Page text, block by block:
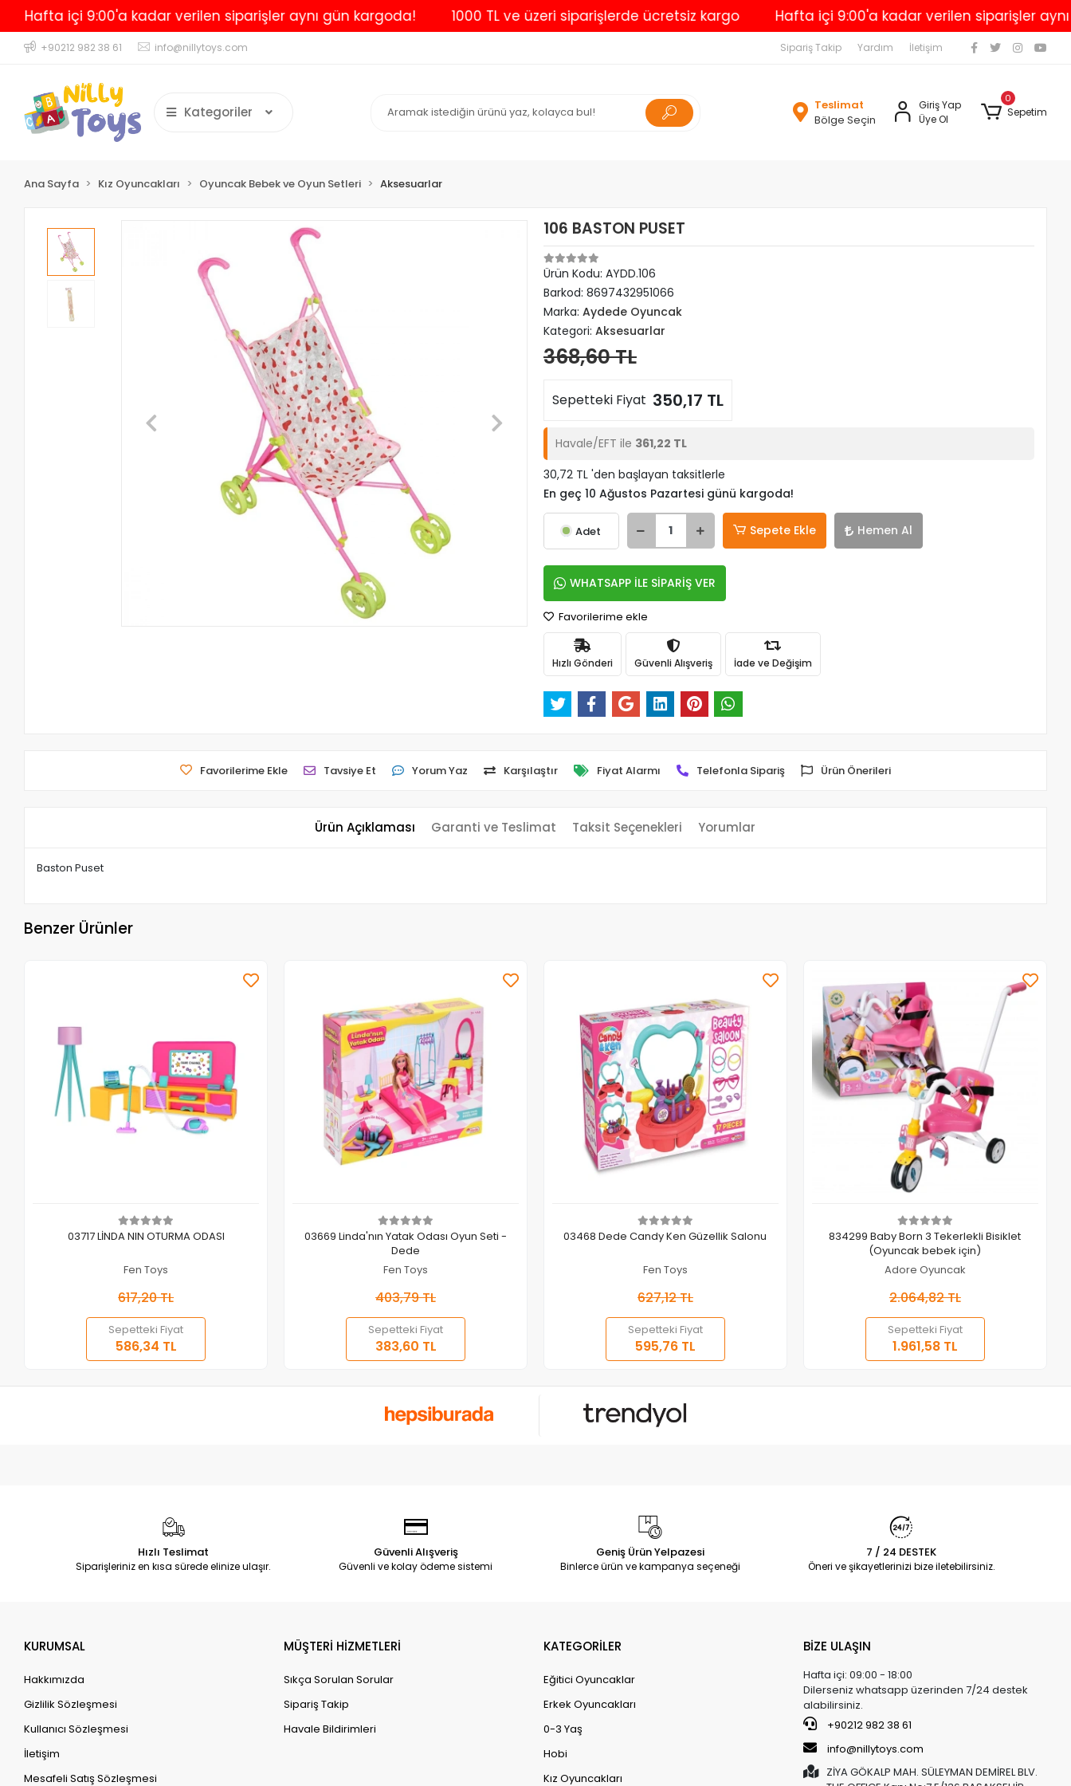
içi 9:00'a kadar verilen siparişler aynı gün kargoda! 1000 TL ve üzeri siparişlerde ücretsiz kargo Hafta içi 9:00'a kadar verilen siparişler aynı
+90212 982 38 61 info@nillytoys.com Sipariş Takip Yardım İletişim
Kategoriler
Teslimat
Bölge Seçin
Giriş Yap
Üye Ol
0
Sepetim
Ana Sayfa Kız Oyuncakları Oyuncak Bebek ve Oyun Setleri Aksesuarlar
106 BASTON PUSET
Ürün Kodu: AYDD.106
Barkod: 8697432951066
Marka: Aydede Oyuncak
Kategori: Aksesuarlar
368,60 TL
Sepetteki Fiyat 350,17 TL
Havale/EFT ile 361,22 TL
30,72 TL 'den başlayan taksitlerle
En geç 10 Ağustos Pazartesi günü kargoda!
Adet Sepete Ekle Hemen Al
WHATSAPP İLE SİPARİŞ VER
Favorilerime ekle
Hızlı Gönderi Güvenli Alışveriş İade ve Değişim
Favorilerime Ekle Tavsiye Et Yorum Yaz Karşılaştır Fiyat Alarmı Telefonla Sipariş Ürün Önerileri
Ürün Açıklaması Garanti ve Teslimat Taksit Seçenekleri Yorumlar
Baston Puset
Benzer Ürünler
Sepete Ekle
03717 LİNDA NIN OTURMA ODASI
Fen Toys
617,20 TL
Sepetteki Fiyat
586,34 TL
Sepete Ekle
03669 Linda'nın Yatak Odası Oyun Seti -
Dede
Fen Toys
403,79 TL
Sepetteki Fiyat
383,60 TL
Sepete Ekle
03468 Dede Candy Ken Güzellik Salonu
Fen Toys
627,12 TL
Sepetteki Fiyat
595,76 TL
Sepete Ekle
834299 Baby Born 3 Tekerlekli Bisiklet
(Oyuncak bebek için)
Adore Oyuncak
2.064,82 TL
Sepetteki Fiyat
1.961,58 TL
Hızlı Teslimat
Siparişleriniz en kısa sürede elinize ulaşır.
Güvenli Alışveriş
Güvenli ve kolay ödeme sistemi
Geniş Ürün Yelpazesi
Binlerce ürün ve kampanya seçeneği
7 / 24 DESTEK
Öneri ve şikayetlerinizi bize iletebilirsiniz.
KURUMSAL
Hakkımızda
Gizlilik Sözleşmesi
Kullanıcı Sözleşmesi
İletişim
Mesafeli Satış Sözleşmesi
MÜŞTERİ HİZMETLERİ
Sıkça Sorulan Sorular
Sipariş Takip
Havale Bildirimleri
KATEGORİLER
Eğitici Oyuncaklar
Erkek Oyuncakları
0-3 Yaş
Hobi
Kız Oyuncakları
BİZE ULAŞIN
Hafta içi: 09:00 - 18:00
Dilerseniz whatsapp üzerinden 7/24 destek
alabilirsiniz.
+90212 982 38 61
info@nillytoys.com
ZİYA GÖKALP MAH. SÜLEYMAN DEMİREL BLV.